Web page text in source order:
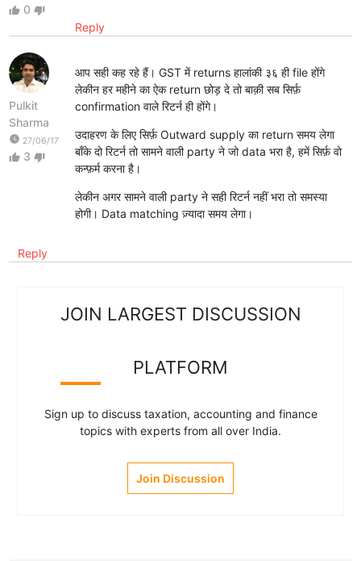
thumb_up 0 thumb_down
Reply
Pulkit
Sharma
watch_later 27/06/17
thumb_up 3 thumb_down
आप सही कह रहे हैं। GST में returns हालांकी ३६ ही file होंगे
लेकीन हर महीने का ऐक return छोड़ दे तो बाक़ी सब सिर्फ़
confirmation वाले रिटर्न ही होंगे।
उदाहरण के लिए सिर्फ़ Outward supply का return समय लेगा
बाँके दो रिटर्न तो सामने वाली party ने जो data भरा है, हमें सिर्फ़ वो
कन्फ़र्म करना है।
लेकीन अगर सामने वाली party ने सही रिटर्न नहीं भरा तो समस्या
होगी। Data matching ज़्यादा समय लेगा।
Reply
JOIN LARGEST DISCUSSION
PLATFORM
Sign up to discuss taxation, accounting and finance
topics with experts from all over India.
Join Discussion